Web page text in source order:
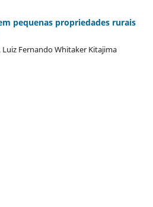
pequenas propriedades rurais
Fernando Whitaker Kitajima